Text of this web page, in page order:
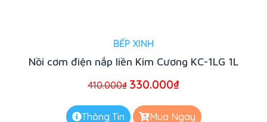
BẾP XINH
Nồi cơm điện nắp liền Kim Cương KC-1LG 1L
410.000₫ 330.000₫
Thông Tin Mua Ngay